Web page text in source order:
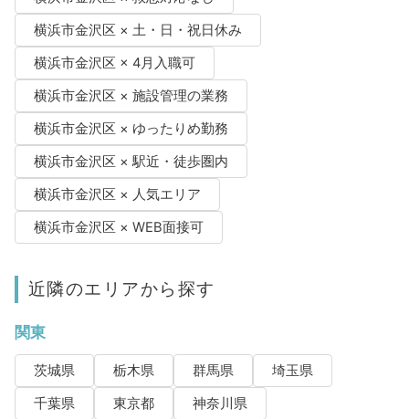
横浜市金沢区 × 土・日・祝日休み
横浜市金沢区 × 4月入職可
横浜市金沢区 × 施設管理の業務
横浜市金沢区 × ゆったりめ勤務
横浜市金沢区 × 駅近・徒歩圏内
横浜市金沢区 × 人気エリア
横浜市金沢区 × WEB面接可
近隣のエリアから探す
関東
茨城県 栃木県 群馬県
埼玉県
千葉県
東京都 神奈川県